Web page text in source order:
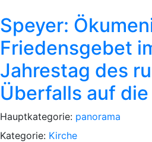
Speyer:
Friedensgebet
Jahrestag des
Überfalls auf
Hauptkategorie: panorama
Kategorie: Kirche